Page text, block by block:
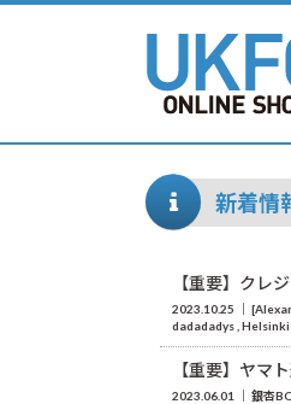
新着情
【重要】クレ
2023.10.25
dadadadys Helsinki
【重要】ヤマ
2023.06.01 銀杏